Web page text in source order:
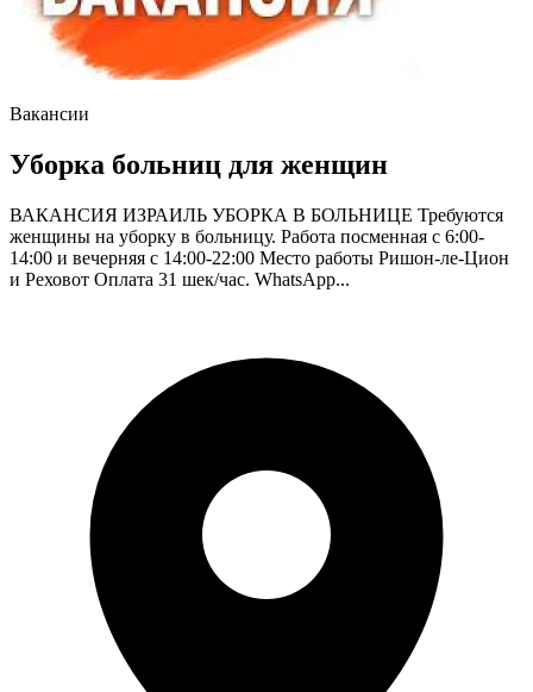
Вакансии
Уборка больниц для женщин
ВАКАНСИЯ ИЗРАИЛЬ УБОРКА В БОЛЬНИЦЕ Требуются
женщины на уборку в больницу. Работа посменная с 6:00-
14:00 и вечерняя с 14:00-22:00 Место работы Ришон-ле-Цион
и Реховот Оплата 31 шек/час. WhatsApp...